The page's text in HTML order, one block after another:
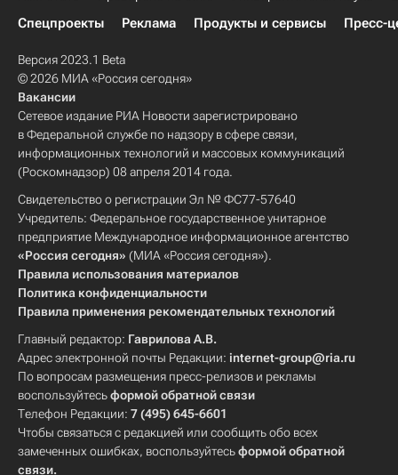
Спецпроекты
Реклама Продукты и сервисы Пресс-
Версия 2023.1 Beta
© 2026 МИА «Россия сегодня»
Вакансии
Сетевое издание РИА Новости зарегистрировано
в Федеральной службе по надзору в сфере связи,
информационных технологий и массовых коммуникаций
(Роскомнадзор) 08 апреля 2014 года.
Свидетельство о регистрации Эл № ФС77-57640
Учредитель: Федеральное государственное унитарное
предприятие Международное информационное агентство
«Россия сегодня» (МИА «Россия сегодня»).
Правила использования материалов
Политика конфиденциальности
Правила применения рекомендательных технологий
Главный редактор: Гаврилова А.В.
Адрес электронной почты Редакции: internet-group@ria.ru
По вопросам размещения пресс-релизов и рекламы
воспользуйтесьформой обратной связи
Телефон Редакции: 7 (495) 645-6601
Чтобы связаться с редакцией или сообщить обо всех
замеченных ошибках, воспользуйтесьформой обратной
связи.